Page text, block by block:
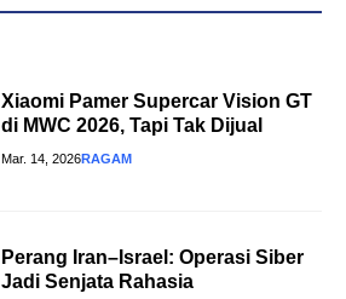
Xiaomi Pamer Supercar Vision GT
di MWC 2026, Tapi Tak Dijual
Mar. 14, 2026RAGAM
Perang Iran–Israel: Operasi Siber
Jadi Senjata Rahasia